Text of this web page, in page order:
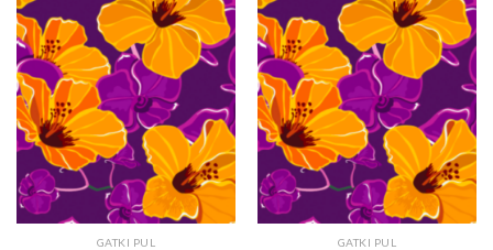
GATKI PUL GATKI PUL